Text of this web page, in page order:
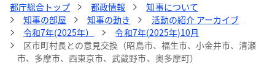
都庁総合トップ 都政情報
知事について
知事の部屋
知事の動き
活動の紹介 アーカイブ
令和7年(2025年）
令和7年(2025年)10月
区市町村長との意見交換（昭島市、福生市、小金井市、清瀬
市、多摩市、西東京市、武蔵野市、奥多摩町）